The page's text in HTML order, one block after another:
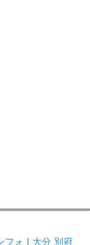
フォ | 大分 別府